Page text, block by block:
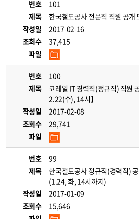
번호
101
제목
한국철도공사 전문직 직원 공개
작성일
2017-02-16
조회수
37,415
파일
번호
100
제목
코레일 IT 경력직(정규직) 직원
2.22(수), 14시】
작성일
2017-02-08
조회수
29,741
파일
번호
99
제목
한국철도공사 정규직(경력직)
(1.24, 화, 14시까지)
작성일
2017-01-09
조회수
15,646